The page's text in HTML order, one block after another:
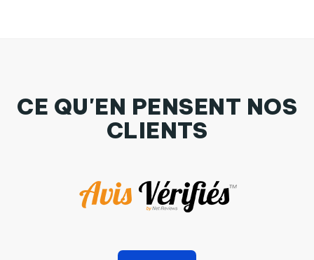
CE QU'EN PENSENT NOS
CLIENTS